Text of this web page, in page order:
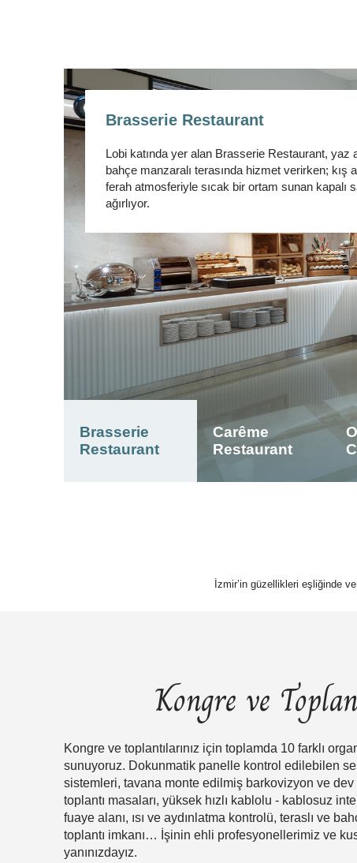
Brasserie
Restaurant
Carême
Restaurant
Brasserie Restaurant
Lobi katında yer alan Brasserie Restaurant, yaz
bahçe manzaralı terasında hizmet verirken; kış
ferah atmosferiyle sıcak bir ortam sunan kapalı
ağırlıyor.
İzmir’in güzellikleri eşliğinde
Kongre ve
Kongre ve toplantılarınız için toplamda 10 farklı
sunuyoruz. Dokunmatik panelle kontrol edilebilen
sistemleri, tavana monte edilmiş barkovizyon ve dev
toplantı masaları, yüksek hızlı kablolu - kablosuz
fuaye alanı, ısı ve aydınlatma kontrolü, teraslı ve
toplantı imkanı… İşinin ehli profesyonellerimiz ve
yanınızdayız.